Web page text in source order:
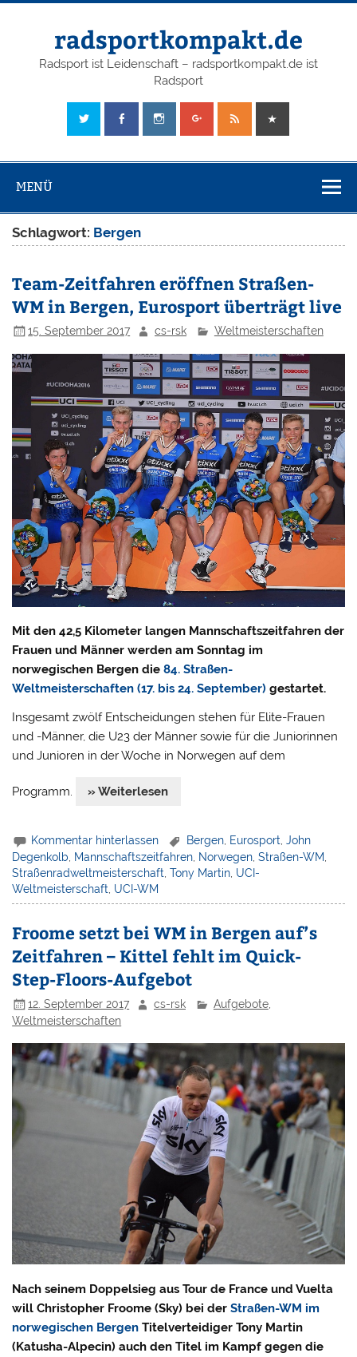
radsportkompakt.de
Radsport ist Leidenschaft – radsportkompakt.de ist
Radsport
MENÜ
Schlagwort: Bergen
Team-Zeitfahren eröffnen Straßen-
WM in Bergen, Eurosport überträgt live
15. September 2017 cs-rsk Weltmeisterschaften
Mit den 42,5 Kilometer langen Mannschaftszeitfahren der
Frauen und Männer werden am Sonntag im
norwegischen Bergen die84. Straßen-
Weltmeisterschaften (17. bis 24. September) gestartet.
Insgesamt zwölf Entscheidungen stehen für Elite-Frauen
und -Männer, die U23 der Männer sowie für die Juniorinnen
und Junioren in der Woche in Norwegen auf dem
Programm. » Weiterlesen
Kommentar hinterlassen Bergen Eurosport ,John
Degenkolb, Mannschaftszeitfahren, Norwegen,Straßen-WM,
Straßenradweltmeisterschaft,Tony Martin, UCI-
Weltmeisterschaft, UCI-WM
Froome setzt bei WM in Bergen auf’s
Zeitfahren – Kittel fehlt im Quick-
Step-Floors-Aufgebot
12. September 2017 cs-rsk Aufgebote,
Weltmeisterschaften
Nach seinem Doppelsieg aus Tour de France und Vuelta
will Christopher Froome (Sky) bei derStraßen-WM im
norwegischen Bergen Titelverteidiger Tony Martin
(Katusha-Alpecin) auch den Titel im Kampf gegen die